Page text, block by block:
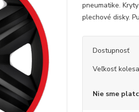
pneumatike.
plechové disky.
Dostupnosť
Veľkosť kolesa
Nie sme